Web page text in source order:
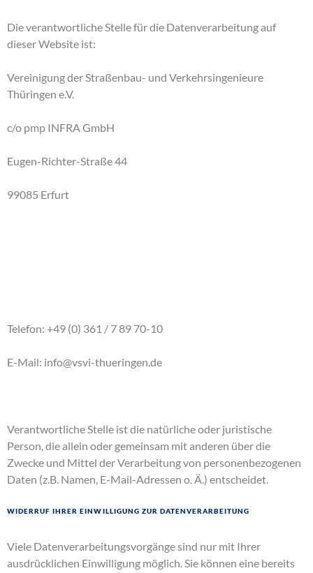
Die verantwortliche Stelle für die Datenverarbeitung auf
dieser Website ist:
Vereinigung der Straßenbau- und Verkehrsingenieure
Thüringen e.V.
c/o pmp INFRA GmbH
Eugen-Richter-Straße 44
99085 Erfurt
Telefon: +49 (0) 361 / 7 89 70-10
E-Mail: info@vsvi-thueringen.de
Verantwortliche Stelle ist die natürliche oder juristische
Person, die allein oder gemeinsam mit anderen über die
Zwecke und Mittel der Verarbeitung von personenbezogenen
Daten (z.B. Namen, E-Mail-Adressen o. Ä.) entscheidet.
Widerruf Ihrer Einwilligung zur Datenverarbeitung
Viele Datenverarbeitungsvorgänge sind nur mit Ihrer
ausdrücklichen Einwilligung möglich. Sie können eine bereits